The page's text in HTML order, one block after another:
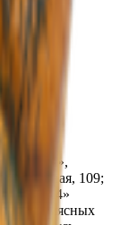
при
желания»,
Шоссейная, 109;
№4»
Цех мясных